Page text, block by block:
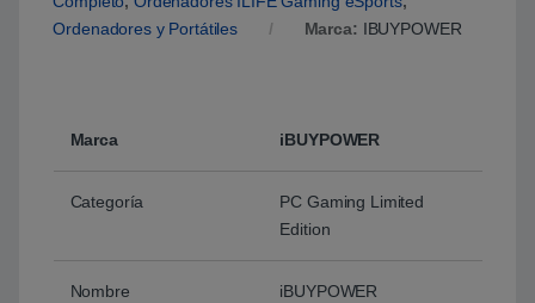
Ordenadores y Portátiles
Marca: IBUYPOWER
Marca iBUYPOWER
Categoría
PC Gaming Limited
Edition
Nombre
iBUYPOWER